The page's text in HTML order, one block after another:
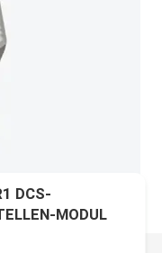
DCS-
MODUL